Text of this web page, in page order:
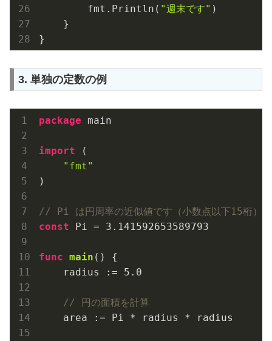
        fmt.Println(
"週末です" )
    }
3. 単独の定数の例
package main
import (
"fmt"
)
// Pi は円周率の近似値です（小数点以下15桁）
const Pi = 3.141592653589793
func main ()
{
    radius :=
5.0
// 円の面積を計算
    area := Pi * radius * radius